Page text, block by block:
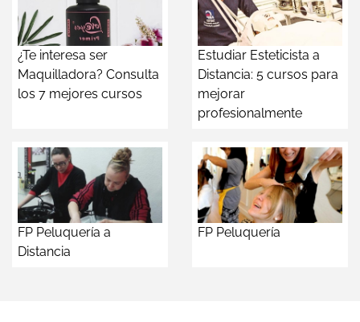
¿Te interesa ser
Maquilladora? Consulta
los 7 mejores cursos
Estudiar Esteticista a
Distancia: 5 cursos para
mejorar
profesionalmente
FP Peluquería a
Distancia
FP Peluquería